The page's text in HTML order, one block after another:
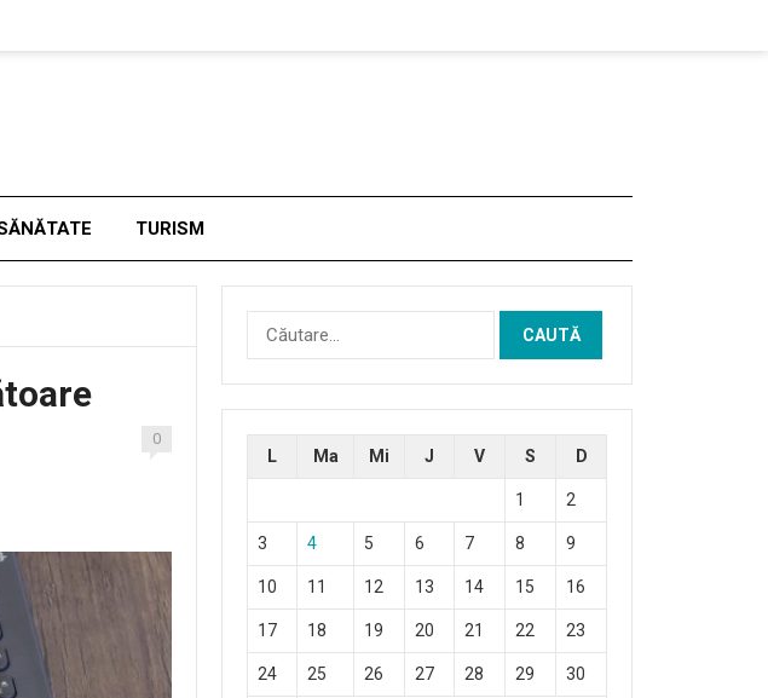
TURISM
0
Caută
după:
L Ma Mi J V S D
1 2
3 4 5 6 7 8 9
10 11 12 13 14 15 16
17 18 19 20 21 22 23
24 25 26 27 28 29 30